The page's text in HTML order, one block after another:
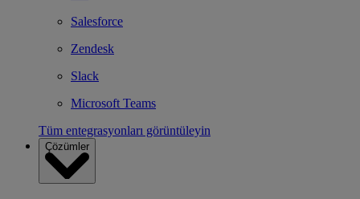
Salesforce
Zendesk
Slack
Microsoft Teams
Tüm entegrasyonları görüntüleyin
Çözümler